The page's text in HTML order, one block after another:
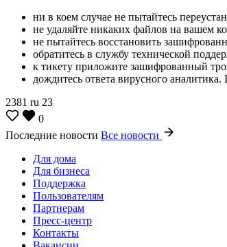
ни в коем случае не пытайтесь
не удаляйте никаких файлов на вашем
не пытайтесь восстановить
обратитесь в службу технической
к тикету приложите зашифрованный
дождитесь ответа вирусного
2381 ru 23
0
Последние новости Все новости
Для дома
Для бизнеса
Поддержка
Пользователям
Партнерам
Пресс-центр
Контакты